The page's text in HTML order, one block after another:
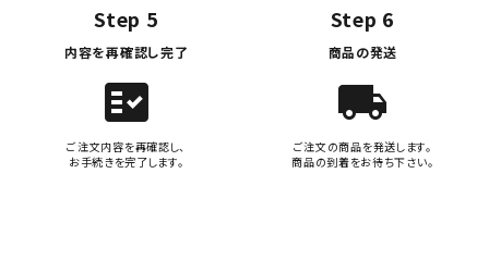
Step 5
内容を再確認し完了
fact_check
ご注文内容を再確認し、
お手続きを完了します。
Step 6
商品の発送
local_shipping
ご注文の商品を発送します。
商品の到着をお待ち下さい。